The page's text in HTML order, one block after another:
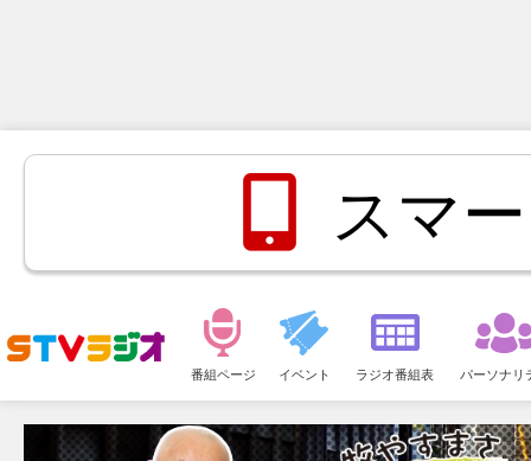
スマ
ュ
ー
番組ページ イベント ラジオ番組表 パーソナリ